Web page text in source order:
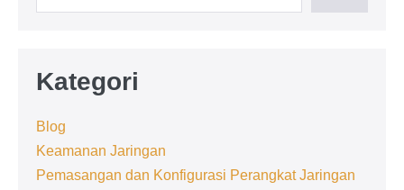
Kategori
Blog
Keamanan Jaringan
Pemasangan dan Konfigurasi Perangkat Jaringan